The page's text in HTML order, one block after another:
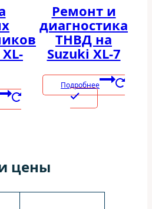
Ремонт и
диагностика
ТНВД на
Suzuki XL-7
Подробнее
цены